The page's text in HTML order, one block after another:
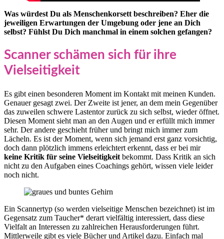
Was würdest Du als Menschenkorsett beschreiben? Eher die
jeweiligen Erwartungen der Umgebung oder jene an Dich
selbst? Fühlst Du Dich manchmal in einem solchen gefangen?
Scanner schämen sich für ihre
Vielseitigkeit
Es gibt einen besonderen Moment im Kontakt mit meinen Kunden.
Genauer gesagt zwei. Der Zweite ist jener, an dem mein Gegenüber
das zuweilen schwere Lastentor zurück zu sich selbst, wieder öffnet.
Diesen Moment sieht man an den Augen und er erfüllt mich immer
sehr. Der andere geschieht früher und bringt mich immer zum
Lächeln. Es ist der Moment, wenn sich jemand erst ganz vorsichtig,
doch dann plötzlich immens erleichtert erkennt, dass er bei mir
keine Kritik für seine Vielseitigkeit bekommt. Dass Kritik an sich
nicht zu den Aufgaben eines Coachings gehört, wissen viele leider
noch nicht.
Ein Scannertyp (so werden vielseitige Menschen bezeichnet) ist im
Gegensatz zum Taucher* derart vielfältig interessiert, dass diese
Vielfalt an Interessen zu zahlreichen Herausforderungen führt.
Mittlerweile gibt es viele Bücher und Artikel dazu. Einfach mal